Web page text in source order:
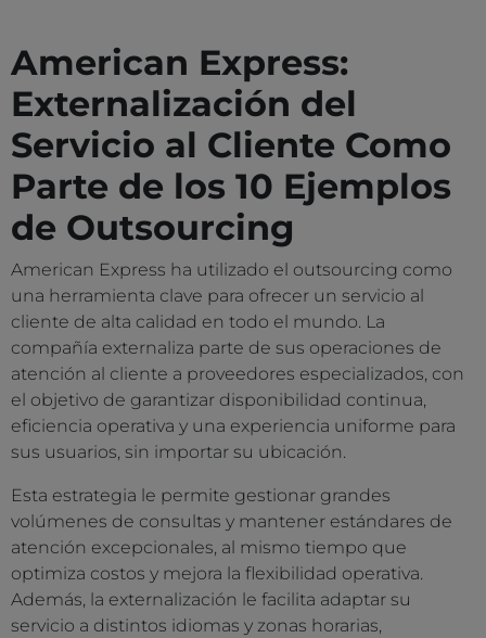
American Express:
Externalización del
Servicio al Cliente Como
Parte de los 10 Ejemplos
de Outsourcing
American Express ha utilizado el outsourcing como
una herramienta clave para ofrecer un servicio al
cliente de alta calidad en todo el mundo. La
compañía externaliza parte de sus operaciones de
atención al cliente a proveedores especializados, con
el objetivo de garantizar disponibilidad continua,
eficiencia operativa y una experiencia uniforme para
sus usuarios, sin importar su ubicación.
Esta estrategia le permite gestionar grandes
volúmenes de consultas y mantener estándares de
atención excepcionales, al mismo tiempo que
optimiza costos y mejora la flexibilidad operativa.
Además, la externalización le facilita adaptar su
servicio a distintos idiomas y zonas horarias,